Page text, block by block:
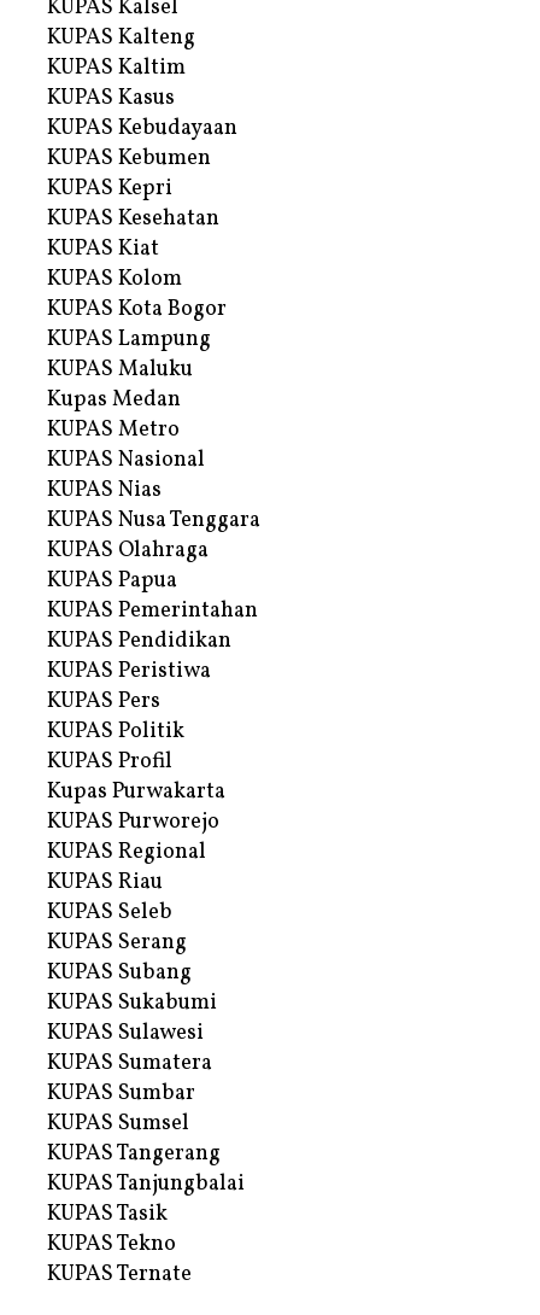
KUPAS Kalsel
KUPAS Kalteng
KUPAS Kaltim
KUPAS Kasus
KUPAS Kebudayaan
KUPAS Kebumen
KUPAS Kepri
KUPAS Kesehatan
KUPAS Kiat
KUPAS Kolom
KUPAS Kota Bogor
KUPAS Lampung
KUPAS Maluku
Kupas Medan
KUPAS Metro
KUPAS Nasional
KUPAS Nias
KUPAS Nusa Tenggara
KUPAS Olahraga
KUPAS Papua
KUPAS Pemerintahan
KUPAS Pendidikan
KUPAS Peristiwa
KUPAS Pers
KUPAS Politik
KUPAS Profil
Kupas Purwakarta
KUPAS Purworejo
KUPAS Regional
KUPAS Riau
KUPAS Seleb
KUPAS Serang
KUPAS Subang
KUPAS Sukabumi
KUPAS Sulawesi
KUPAS Sumatera
KUPAS Sumbar
KUPAS Sumsel
KUPAS Tangerang
KUPAS Tanjungbalai
KUPAS Tasik
KUPAS Tekno
KUPAS Ternate